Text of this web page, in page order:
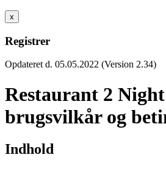
x
Registrer
Opdateret d. 05.05.2022 (Version 2.34)
Restaurant 2
brugsvilkår og
Indhold